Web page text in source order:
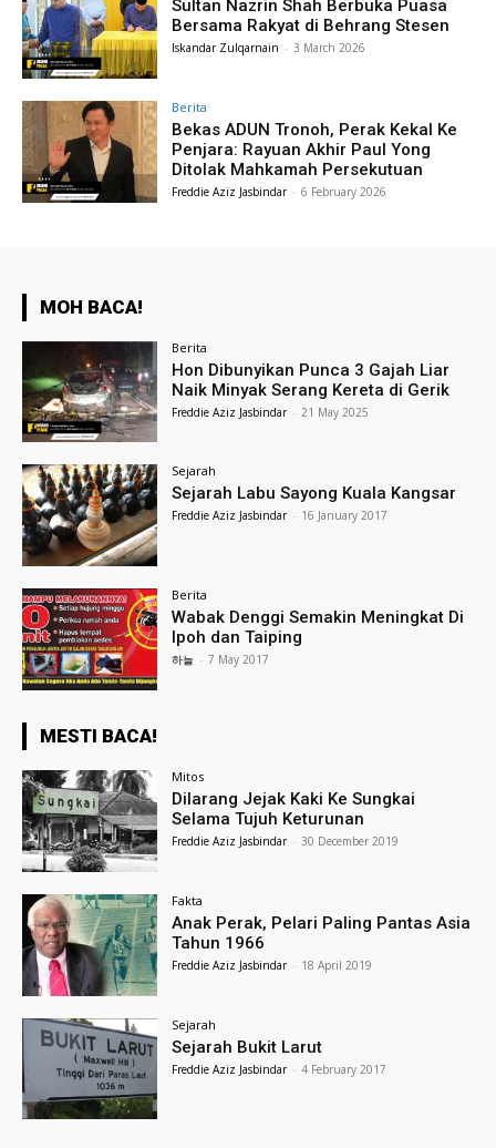
Sultan Nazrin Shah Berbuka Puasa
Bersama Rakyat di Behrang Stesen
Iskandar Zulqarnain - 3 March 2026
Berita
Bekas ADUN Tronoh, Perak Kekal Ke
Penjara: Rayuan Akhir Paul Yong
Ditolak Mahkamah Persekutuan
Freddie Aziz Jasbindar - 6 February 2026
MOH BACA!
Berita
Hon Dibunyikan Punca 3 Gajah Liar
Naik Minyak Serang Kereta di Gerik
Freddie Aziz Jasbindar - 21 May 2025
Sejarah
Sejarah Labu Sayong Kuala Kangsar
Freddie Aziz Jasbindar - 16 January 2017
Berita
Wabak Denggi Semakin Meningkat Di
Ipoh dan Taiping
하늘 - 7 May 2017
MESTI BACA!
Mitos
Dilarang Jejak Kaki Ke Sungkai
Selama Tujuh Keturunan
Freddie Aziz Jasbindar - 30 December 2019
Fakta
Anak Perak, Pelari Paling Pantas Asia
Tahun 1966
Freddie Aziz Jasbindar - 18 April 2019
Sejarah
Sejarah Bukit Larut
Freddie Aziz Jasbindar - 4 February 2017